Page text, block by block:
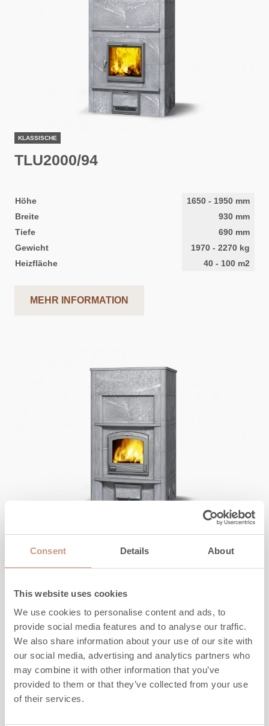
Consent Details About
This website uses cookies
We use cookies to personalise content and ads, to
provide social media features and to analyse our traffic.
We also share information about your use of our site with
our social media, advertising and analytics partners who
may combine it with other information that you’ve
provided to them or that they’ve collected from your use
of their services.
KLASSISCHE
TLU2000/94
Höhe 1650 - 1950 mm
Breite
930 mm
Tiefe
690 mm
Gewicht
1970 - 2270 kg
Heizfläche
40 - 100 m2
MEHR INFORMATION
TLU2000/93
Höhe
Breite
930
Tiefe
750mm
Gewicht
2120- 2420kg
Heizfläche
40-100m2